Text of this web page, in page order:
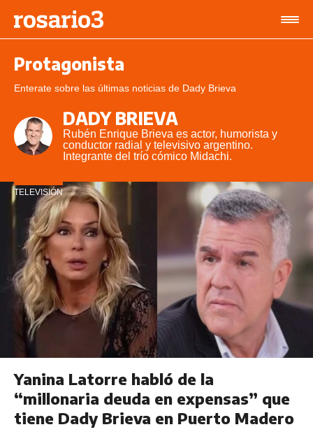
Protagonista
Enterate sobre las últimas noticias de Dady Brieva
DADY BRIEVA
Rubén Enrique Brieva es actor, humorista y
conductor radial y televisivo argentino.
Integrante del trío cómico Midachi.
TELEVISIÓN
Yanina Latorre habló de la
“millonaria deuda en expensas” que
tiene Dady Brieva en Puerto Madero